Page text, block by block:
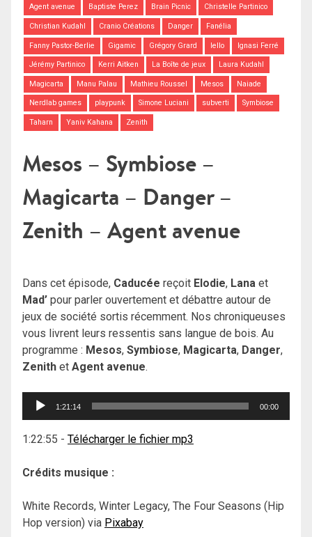
Agent avenue Baptiste Perez Brain Picnic Christelle Partinico
Christian Kudahl Cranio Créations Danger Fanélia
Fanny Pastor-Berlie Gigamic Grégory Grard Iello Ignasi Ferré
Jérémy Partinico Kerri Aitken La Boîte de jeux Laura Kudahl
Magicarta Manu Palau Mathieu Roussel Mesos Naiade
Nerdlab games playpunk Simone Luciani subverti Symbiose
Taharn Yaniv Kahana Zenith
Mesos – Symbiose –
Magicarta – Danger –
Zenith – Agent avenue
Dans cet épisode, Caducée reçoit Elodie, Lana et
Mad’ pour parler ouvertement et débattre autour de
jeux de société sortis récemment. Nos chroniqueuses
vous livrent leurs ressentis sans langue de bois. Au
programme : Mesos, Symbiose, Magicarta, Danger,
Zenith et Agent avenue.
Lecteur
1:21:14 00:00
1:22:55 - Télécharger le fichier mp3
Crédits musique :
White Records, Winter Legacy, The Four Seasons (Hip
Hop version) via Pixabay